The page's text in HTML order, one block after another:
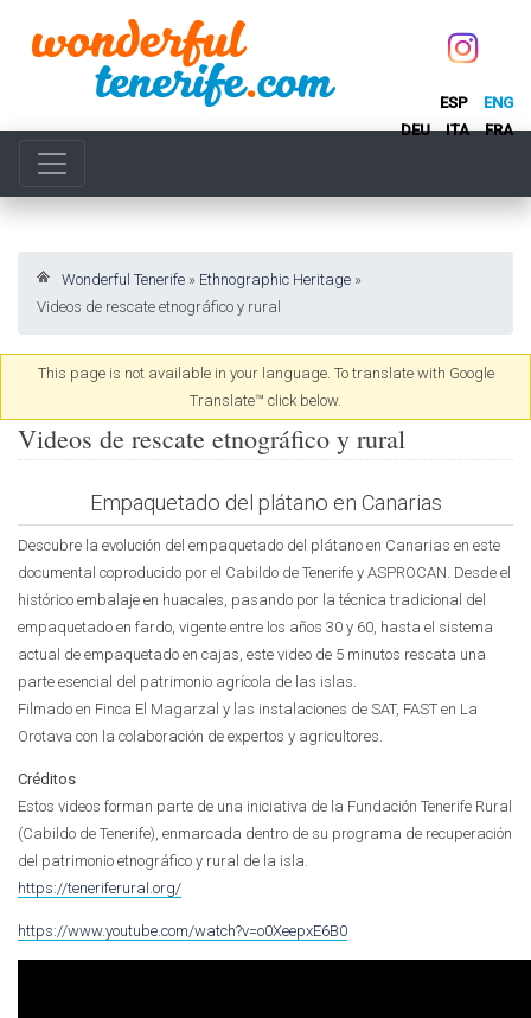
ESP
ENG
DEU
ITA FRA
Wonderful Tenerife » Ethnographic Heritage »
Videos de rescate etnográfico y rural
This page is not available in your language. To translate with Google
Translate™ click below.
Videos de rescate etnográfico y rural
Empaquetado del plátano en Canarias
Descubre la evolución del empaquetado del plátano en Canarias en este
documental coproducido por el Cabildo de Tenerife y ASPROCAN. Desde el
histórico embalaje en huacales, pasando por la técnica tradicional del
empaquetado en fardo, vigente entre los años 30 y 60, hasta el sistema
actual de empaquetado en cajas, este video de 5 minutos rescata una
parte esencial del patrimonio agrícola de las islas.
Filmado en Finca El Magarzal y las instalaciones de SAT, FAST en La
Orotava con la colaboración de expertos y agricultores.
Créditos
Estos videos forman parte de una iniciativa de la Fundación Tenerife Rural
(Cabildo de Tenerife), enmarcada dentro de su programa de recuperación
del patrimonio etnográfico y rural de la isla.
https://teneriferural.org/
https://www.youtube.com/watch?v=o0XeepxE6B0